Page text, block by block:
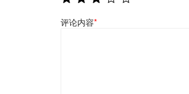
评论内容*